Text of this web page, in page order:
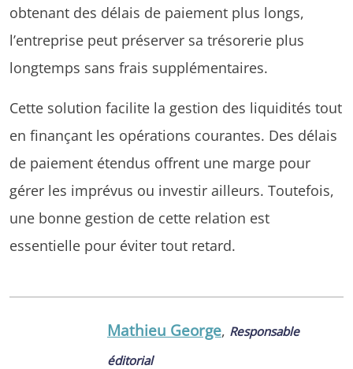
obtenant des délais de paiement plus longs,
l’entreprise peut préserver sa trésorerie plus
longtemps sans frais supplémentaires.
Cette solution facilite la gestion des liquidités tout
en finançant les opérations courantes. Des délais
de paiement étendus offrent une marge pour
gérer les imprévus ou investir ailleurs. Toutefois,
une bonne gestion de cette relation est
essentielle pour éviter tout retard.
Mathieu George, Responsable
éditorial